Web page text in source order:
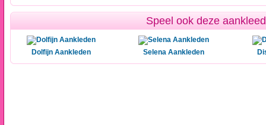
Speel ook deze
Dolfijn Aankleden Selena Aankleden